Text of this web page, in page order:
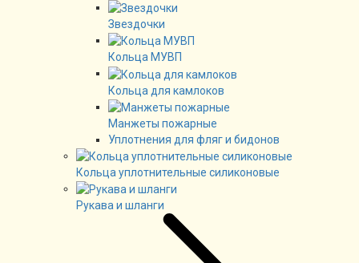
Звездочки
Кольца МУВП
Кольца для камлоков
Манжеты пожарные
Уплотнения для фляг и бидонов
Кольца уплотнительные силиконовые
Рукава и шланги